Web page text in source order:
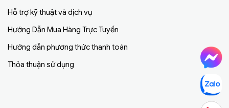
Hỗ trợ kỹ thuật và dịch vụ
Hướng Dẫn Mua Hàng Trực Tuyến
Hướng dẫn phương thức thanh toán
Thỏa thuận sử dụng